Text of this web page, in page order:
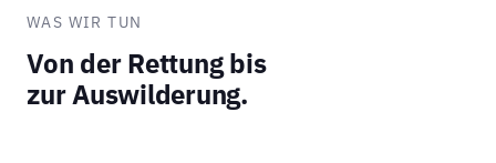
WAS WIR TUN
Von der Rettung bis
zur Auswilderung.